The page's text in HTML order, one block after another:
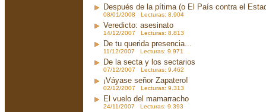
Después de la pítima (o El País contra el
08/01/2008 Lecturas: 8.904
Veredicto: asesinato
14/12/2007 Lecturas: 8.813
De tu querida presencia...
11/12/2007 Lecturas: 9.971
De la secta y los sectarios
07/12/2007 Lecturas: 9.462
¡Váyase señor Zapatero!
02/12/2007 Lecturas: 9.313
El vuelo del mamarracho
24/11/2007 Lecturas: 9.393